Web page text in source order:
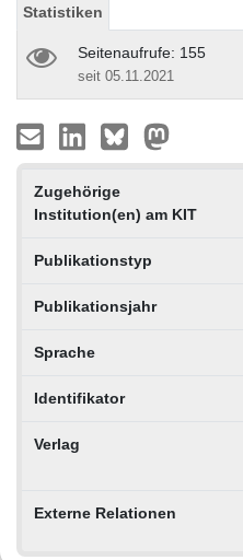
Statistiken
Seitenaufrufe: 155
seit 05.11.2021
Zugehörige
Institution(en) am KIT
Publikationstyp
Publikationsjahr
Sprache
Identifikator
Verlag
Externe Relationen